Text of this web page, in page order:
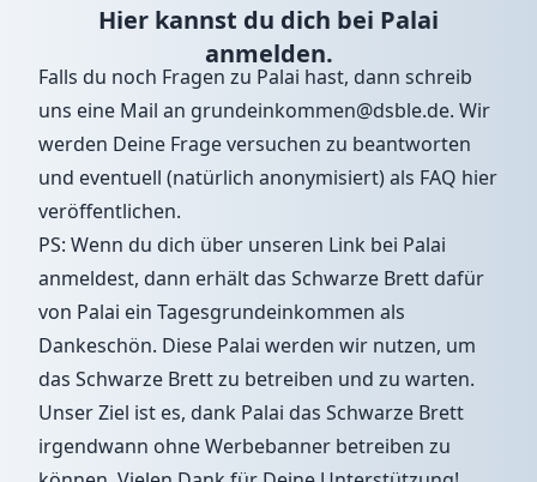
Hier kannst du dich bei Palai
anmelden.
Falls du noch Fragen zu Palai hast, dann schreib
uns eine Mail an grundeinkommen@dsble.de. Wir
werden Deine Frage versuchen zu beantworten
und eventuell (natürlich anonymisiert) als FAQ hier
veröffentlichen.
PS: Wenn du dich über unseren Link bei Palai
anmeldest, dann erhält das Schwarze Brett dafür
von Palai ein Tagesgrundeinkommen als
Dankeschön. Diese Palai werden wir nutzen, um
das Schwarze Brett zu betreiben und zu warten.
Unser Ziel ist es, dank Palai das Schwarze Brett
irgendwann ohne Werbebanner betreiben zu